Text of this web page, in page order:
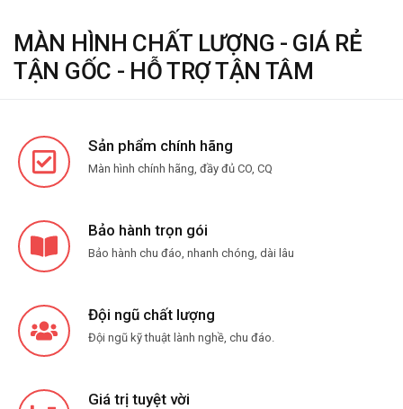
MÀN HÌNH CHẤT LƯỢNG - GIÁ RẺ
TẬN GỐC - HỖ TRỢ TẬN TÂM
Sản phẩm chính hãng
Màn hình chính hãng, đầy đủ CO, CQ
Bảo hành trọn gói
Bảo hành chu đáo, nhanh chóng, dài lâu
Đội ngũ chất lượng
Đội ngũ kỹ thuật lành nghề, chu đáo.
Giá trị tuyệt vời